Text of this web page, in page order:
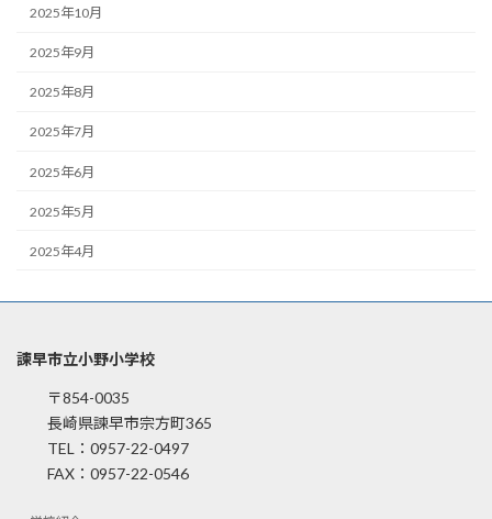
2025年10月
2025年9月
2025年8月
2025年7月
2025年6月
2025年5月
2025年4月
諫早市立小野小学校
〒854-0035
長崎県諫早市宗方町365
TEL：0957-22-0497
FAX：0957-22-0546